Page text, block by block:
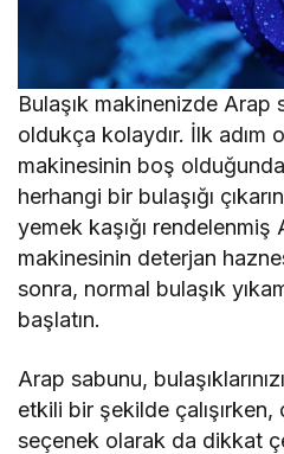
Bulaşık makinenizde Arap
oldukça kolaydır. İlk adım
makinesinin boş
herhangi bir bulaşığı
yemek kaşığı rendelenmiş
makinesinin deterjan
sonra, normal bulaşık
başlatın.
Arap sabunu,
etkili bir şekilde
seçenek olarak da dikkat